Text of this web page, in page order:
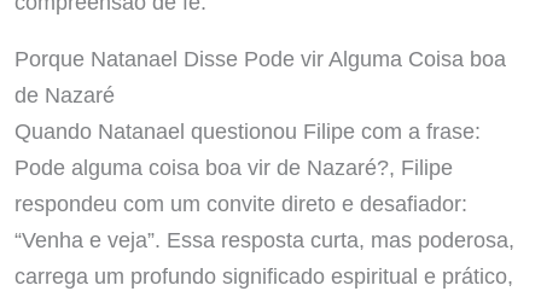
Porque Natanael Disse Pode vir Alguma Coisa boa
de Nazaré
Quando Natanael questionou Filipe com a frase:
Pode alguma coisa boa vir de Nazaré?, Filipe
respondeu com um convite direto e desafiador:
“Venha e veja”. Essa resposta curta, mas poderosa,
carrega um profundo significado espiritual e prático,